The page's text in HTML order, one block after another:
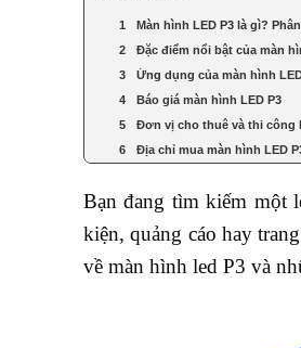
Màn hình LED P3 là gì?
Đặc điểm nổi bật của màn
Ứng dụng của màn hình
Báo giá màn hình LED P3
Đơn vị cho thuê và thi công
Địa chỉ mua màn hình LED
Bạn đang tìm kiếm một
kiện, quảng cáo hay
về màn hình led P3 và